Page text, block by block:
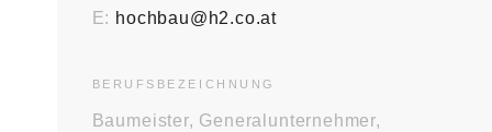
E: hochbau@h2.co.at
BERUFS­BEZEICHNUNG
Baumeister, Generalunternehmer,